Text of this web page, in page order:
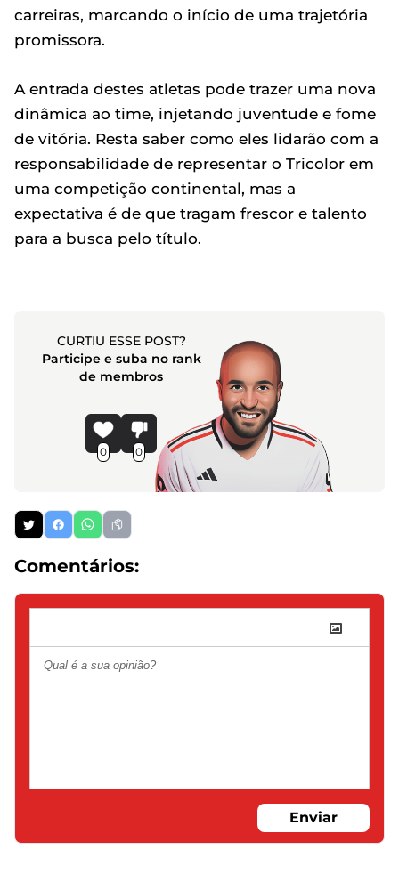
carreiras, marcando o início de uma trajetória
promissora.
A entrada destes atletas pode trazer uma nova
dinâmica ao time, injetando juventude e fome
de vitória. Resta saber como eles lidarão com a
responsabilidade de representar o Tricolor em
uma competição continental, mas a
expectativa é de que tragam frescor e talento
para a busca pelo título.
CURTIU ESSE POST?
Participe e suba no rank
de membros
0 0
Comentários:
Enviar